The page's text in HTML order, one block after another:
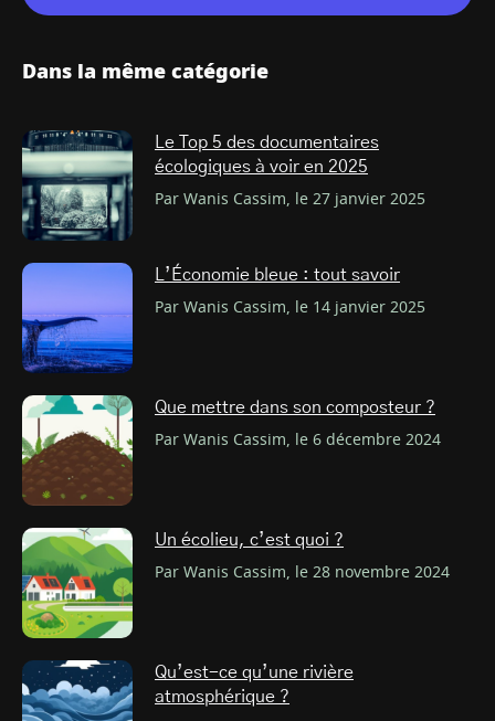
Dans la même catégorie
Le Top 5 des documentaires
écologiques à voir en 2025
Par Wanis Cassim, le 27 janvier 2025
L’Économie bleue : tout savoir
Par Wanis Cassim, le 14 janvier 2025
Que mettre dans son composteur ?
Par Wanis Cassim, le 6 décembre 2024
Un écolieu, c’est quoi ?
Par Wanis Cassim, le 28 novembre 2024
Qu’est-ce qu’une rivière
atmosphérique ?